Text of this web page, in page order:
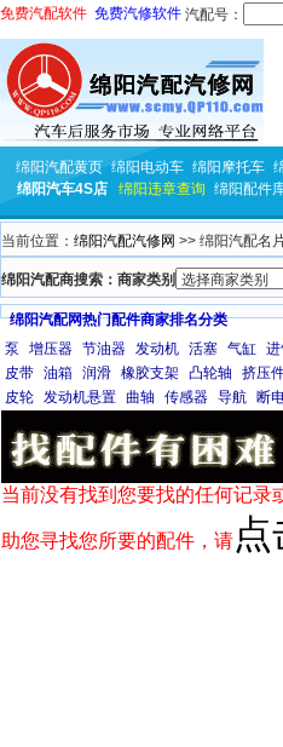
免费汽配软件 免费汽修软件 汽配号：
绵阳汽配黄页 绵阳电动车 绵阳摩托车
绵阳汽车4S店
绵阳违章查询 绵阳配件
当前位置： 绵阳汽配汽修网 >> 绵阳汽配名
绵阳汽配商搜索：商家类别
绵阳汽配网热门配件商家排名分类
泵
增压器 节油器 发动机 活塞 气缸
皮带 油箱 润滑 橡胶支架 凸轮轴 挤压
皮轮 发动机悬置 曲轴 传感器 导航 断
当前没有找到您要找的任何记录
助您寻找您所要的配件，请 点